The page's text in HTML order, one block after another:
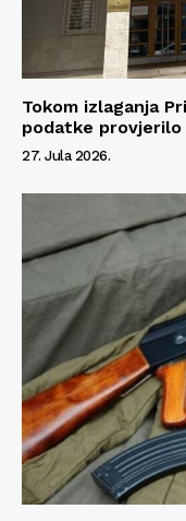
Info
O nama
Kontakt
Impressum
Tokom izlaganja
podatke provjerilo
27. Jula 2026.